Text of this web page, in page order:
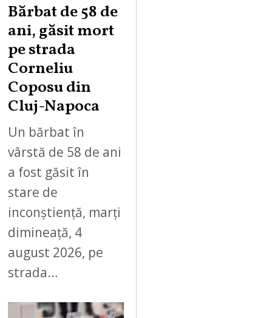
Bărbat de 58 de
ani, găsit mort
pe strada
Corneliu
Coposu din
Cluj-Napoca
Un bărbat în
vârstă de 58 de ani
a fost găsit în
stare de
inconștiență, marți
dimineață, 4
august 2026, pe
strada…